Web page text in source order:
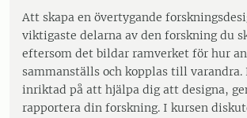
Att skapa en övertygande
viktigaste delarna av den forskning du
eftersom det bildar ramverket för hur
sammanställs och kopplas till varandra.
inriktad på att hjälpa dig att designa,
rapportera din forskning. I kursen